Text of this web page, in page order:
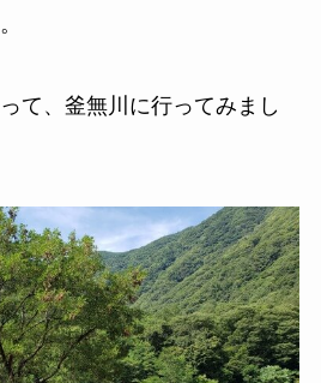
て、釜無川に行ってみまし